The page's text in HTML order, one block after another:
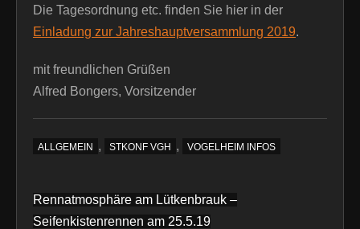
Die Tagesordnung etc. finden Sie hier in der
Einladung zur Jahreshauptversammlung 2019.
mit freundlichen Grüßen
Alfred Bongers, Vorsitzender
ALLGEMEIN , STKONF VGH , VOGELHEIM INFOS
Beitragsnavigation
Rennatmosphäre am Lütkenbrauk –
Seifenkistenrennen am 25.5.19